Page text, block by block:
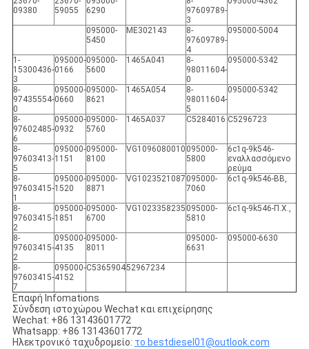
09380
59055
6290
97609789-
3
095000-
5450
ME302143
8-
97609789-
4
095000-5004
1-
15300436-
3
095000-
0166
095000-
5600
1465A041
8-
98011604-
0
095000-5342
8-
97435554-
0
095000-
0660
095000-
8621
1465A054
8-
98011604-
5
095000-5342
8-
97602485-
6
095000-
0932
095000-
5760
1465A037 C5284016 C5296723
8-
97603413-
5
095000-
1151
095000-
8100
VG1096080010 095000-
5800
6c1q-9k546-
εναλλασσόμενο
ρεύμα
8-
97603415-
1
095000-
1520
095000-
8871
VG1023521087 095000-
7060
6c1q-9k546-BB,
8-
97603415-
2
095000-
1851
095000-
6700
VG1023358235 095000-
5810
6c1q-9k546-Π.Χ.,
8-
97603415-
2
095000-
4135
095000-
8011
095000-
6631
095000-6630
8-
97603415-
7
095000-
4152
C536590452967234
Επαφή Infomations
Σύνδεση ιστοχώρου Wechat και επιχείρησης
Wechat: +86 13143601772
Whatsapp: +86 13143601772
Ηλεκτρονικό ταχυδρομείο: το bestdiesel01@outlook.com